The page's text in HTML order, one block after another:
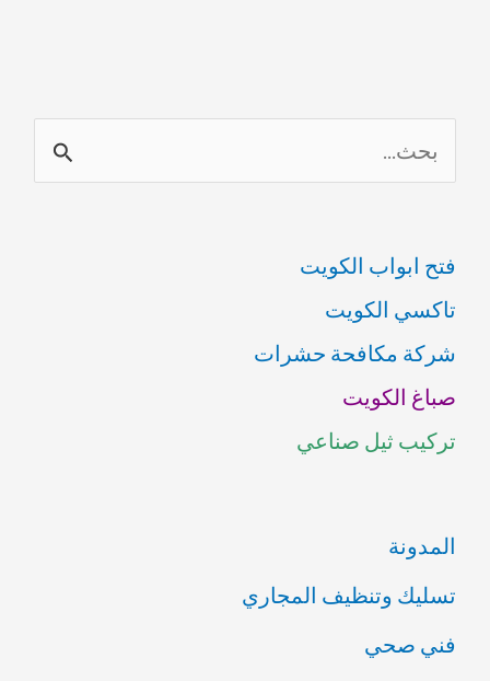
ل
ح
ث
ع
ن
:
فتح ابواب الكويت
تاكسي الكويت
شركة مكافحة حشرات
صباغ الكويت
تركيب ثيل صناعي
المدونة
تسليك وتنظيف المجاري
فني صحي